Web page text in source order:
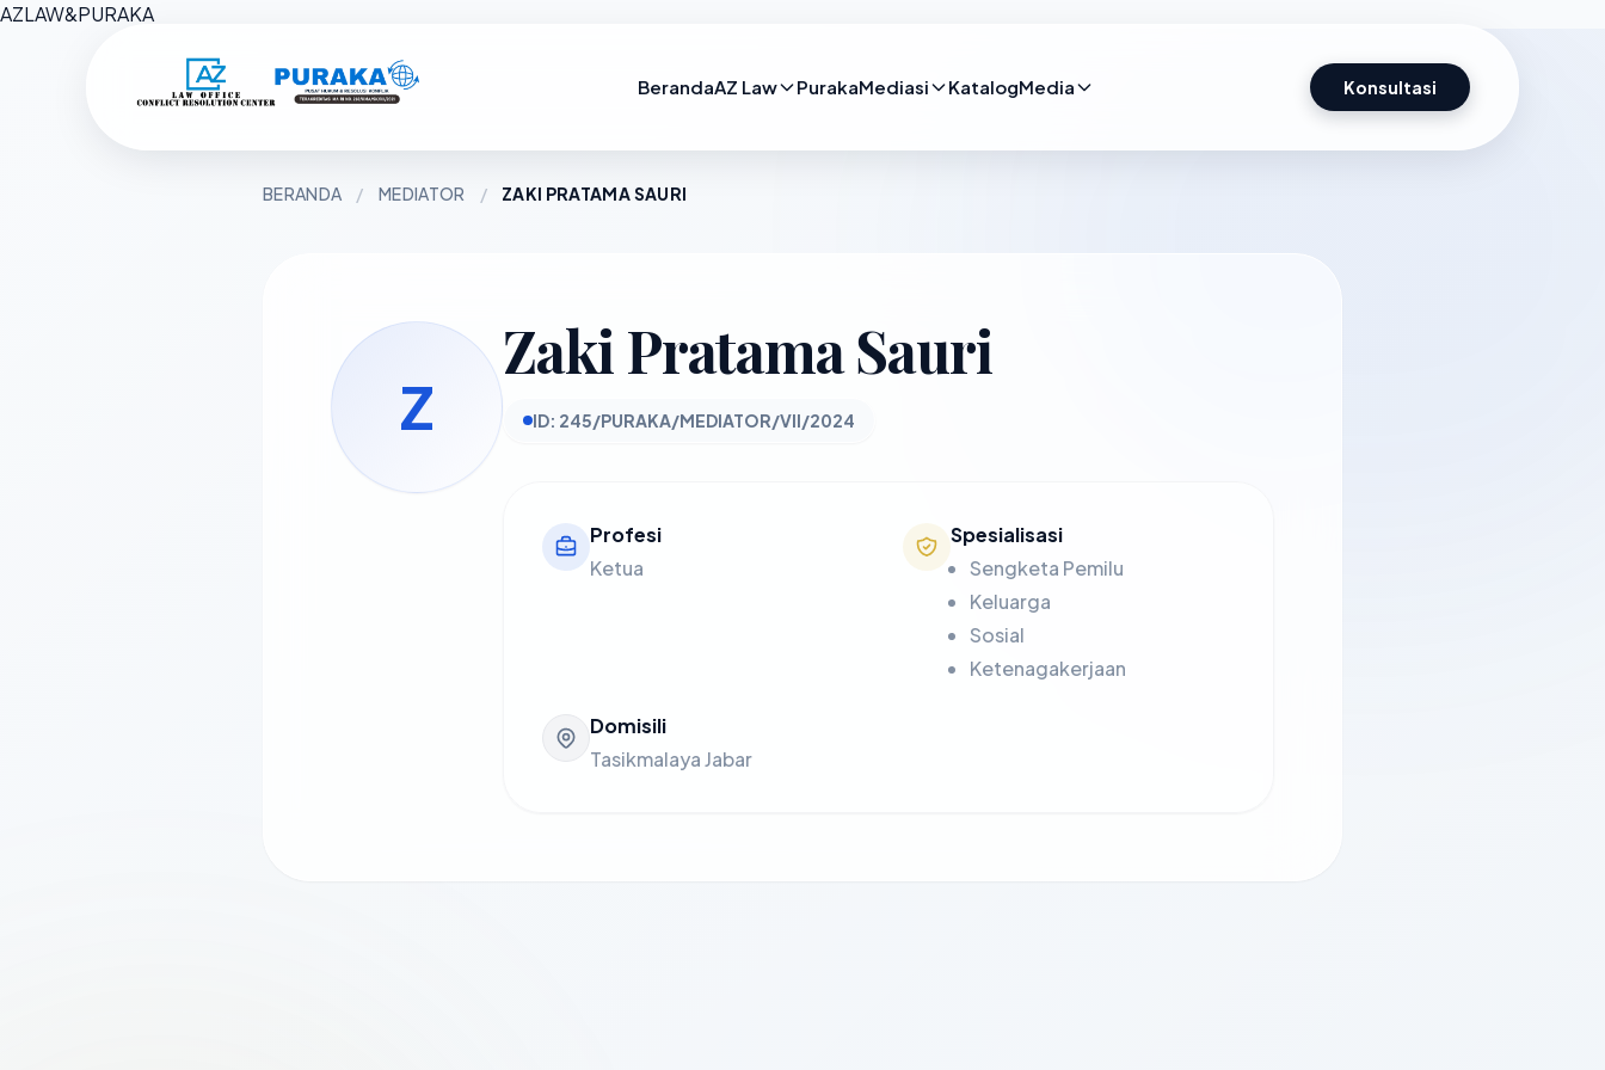
AZLAW&PURAKA
BerandaAZ Law PurakaMediasi KatalogMedia Konsultasi
BERANDA / MEDIATOR / ZAKI PRATAMA SAURI
Z
Zaki Pratama Sauri
ID: 245/PURAKA/MEDIATOR/VII/2024
Profesi
Ketua
Spesialisasi
Sengketa Pemilu
Keluarga
Sosial
Ketenagakerjaan
Domisili
Tasikmalaya Jabar